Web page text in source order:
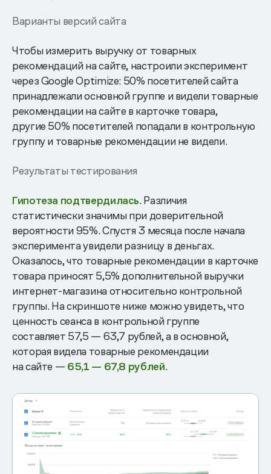
Варианты версий сайта
Чтобы измерить выручку от товарных
рекомендаций на сайте, настроили эксперимент
через Google Optimize: 50% посетителей сайта
принадлежали основной группе и видели товарные
рекомендации на сайте в карточке товара,
другие 50% посетителей попадали в контрольную
группу и товарные рекомендации не видели.
Результаты тестирования
Гипотеза подтвердилась. Различия
статистически значимы при доверительной
вероятности 95%. Спустя 3 месяца после начала
эксперимента увидели разницу в деньгах.
Оказалось, что товарные рекомендации в карточке
товара приносят 5,5% дополнительной выручки
интернет-магазина относительно контрольной
группы. На скриншоте ниже можно увидеть, что
ценность сеанса в контрольной группе
составляет 57,5 — 63,7 рублей, а в основной,
которая видела товарные рекомендации
на сайте — 65,1 — 67,8 рублей.